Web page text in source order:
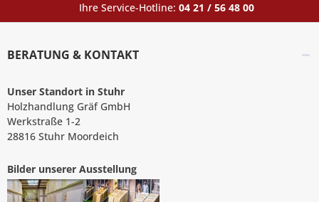
Ihre Service-Hotline: 04 21 / 56 48 00
BERATUNG & KONTAKT
Unser Standort in Stuhr
Holzhandlung Gräf GmbH
Werkstraße 1-2
28816 Stuhr Moordeich
Bilder unserer Ausstellung